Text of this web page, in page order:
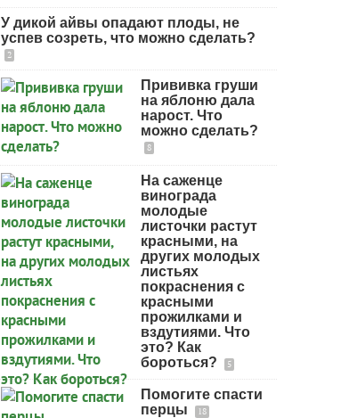
У дикой айвы опадают плоды, не
успев созреть, что можно сделать?
2
Прививка груши
на яблоню дала
нарост. Что
можно сделать?
8
На саженце
винограда
молодые
листочки растут
красными, на
других молодых
листьях
покраснения с
красными
прожилками и
вздутиями. Что
это? Как
бороться?
5
Помогите спасти
перцы
18